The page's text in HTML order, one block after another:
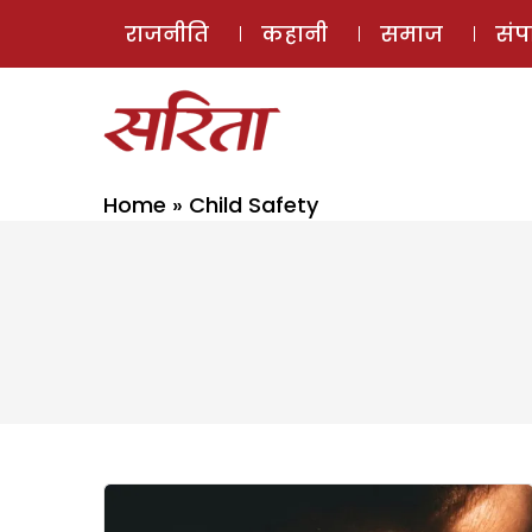
राजनीति कहानी समाज
Home » Child Safety